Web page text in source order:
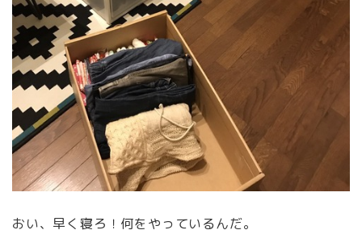
おい、早く寝ろ！何をやっているんだ。